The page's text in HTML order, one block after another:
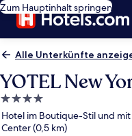
Zum Hauptinhalt springen
Alle Unterkünfte
YOTEL New
4.0-
Sterne-
Unterkunft
Hotel im Boutique-Stil und
Center (0,5 km)